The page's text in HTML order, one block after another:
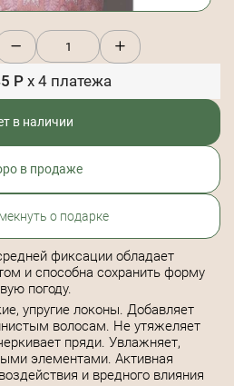
Р x 4 платежа
в наличии
в продаже
о подарке
фиксации обладает
и способна сохранить форму
погоду.
упругие локоны. Добавляет
волосам. Не утяжеляет
пряди. Увлажняет,
элементами. Активная
и вредного влияния